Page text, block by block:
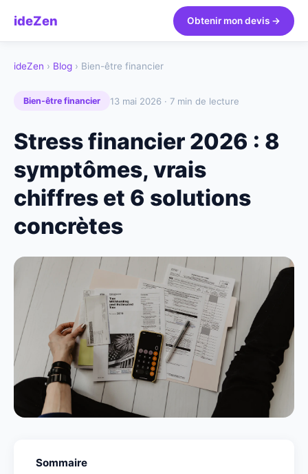
ideZen Obtenir mon devis →
ideZen › Blog › Bien-être financier
Bien-être financier 13 mai 2026 · 7 min de lecture
Stress financier 2026 : 8
symptômes, vrais
chiffres et 6 solutions
concrètes
Sommaire